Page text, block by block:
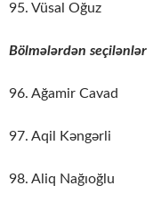
95. Vüsal Oğuz
Bölmələrdən seçilənlər
96. Ağamir Cavad
97. Aqil Kəngərli
98. Aliq Nağıoğlu